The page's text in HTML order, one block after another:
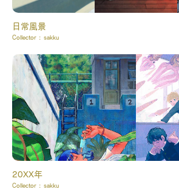
日常風景
Collector : sakku
20XX年
Collector : sakku